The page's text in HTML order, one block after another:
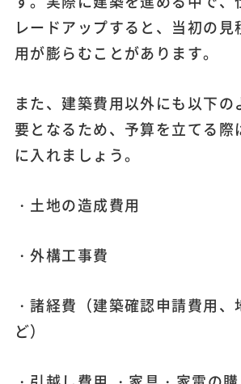
レードアップすると、当初の見
用が膨らむことがあります。
また、建築費用以外にも以下の
要となるため、予算を立てる際
に入れましょう。
・土地の造成費用
・外構工事費
・諸経費（建築確認申請費用
ど）